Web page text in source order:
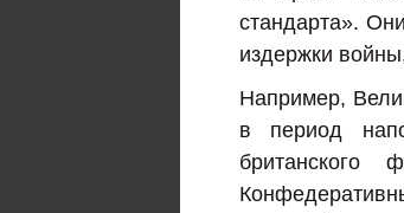
стандарта».
издержки
Например,
в период